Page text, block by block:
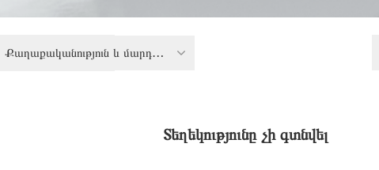
Քաղաքականություն և մարդու իրավունքներ կոնֆլիկտային շրջաններում
Տեղեկությունը չի գտնվել